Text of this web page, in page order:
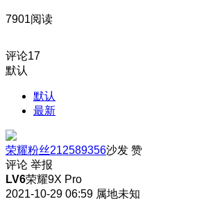
7901阅读
评论17
默认
默认
最新
荣耀粉丝212589356沙发 赞
评论 举报
LV6荣耀9X Pro
2021-10-29 06:59 属地未知